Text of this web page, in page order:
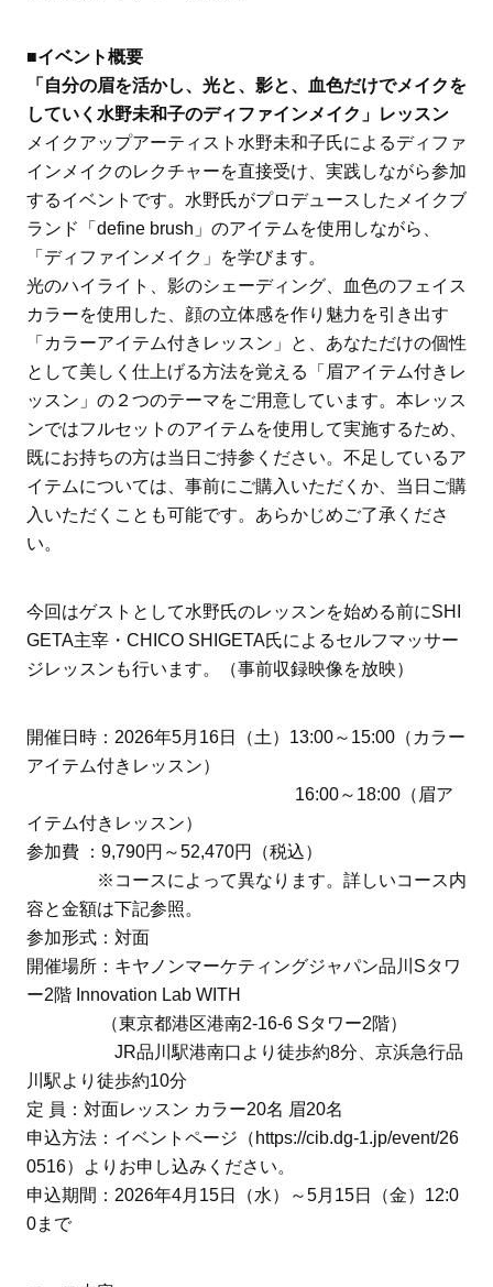
■イベント概要
「自分の眉を活かし、光と、影と、血色だけでメイクを
していく水野未和子のディファインメイク」レッスン
メイクアップアーティスト水野未和子氏によるディファ
インメイクのレクチャーを直接受け、実践しながら参加
するイベントです。水野氏がプロデュースしたメイクブ
ランド「define brush」のアイテムを使用しながら、
「ディファインメイク」を学びます。
光のハイライト、影のシェーディング、血色のフェイス
カラーを使用した、顔の立体感を作り魅力を引き出す
「カラーアイテム付きレッスン」と、あなただけの個性
として美しく仕上げる方法を覚える「眉アイテム付きレ
ッスン」の２つのテーマをご用意しています。本レッス
ンではフルセットのアイテムを使用して実施するため、
既にお持ちの方は当日ご持参ください。不足しているア
イテムについては、事前にご購入いただくか、当日ご購
入いただくことも可能です。あらかじめご了承くださ
い。
今回はゲストとして水野氏のレッスンを始める前にSHI
GETA主宰・CHICO SHIGETA氏によるセルフマッサー
ジレッスンも行います。（事前収録映像を放映）
開催日時：2026年5月16日（土）13:00～15:00（カラー
アイテム付きレッスン）
16:00～18:00（眉ア
イテム付きレッスン）
参加費 ：9,790円～52,470円（税込）
※コースによって異なります。詳しいコース内
容と金額は下記参照。
参加形式：対面
開催場所：キヤノンマーケティングジャパン品川Sタワ
ー2階 Innovation Lab WITH
（東京都港区港南2-16-6 Sタワー2階）
JR品川駅港南口より徒歩約8分、京浜急行品
川駅より徒歩約10分
定 員：対面レッスン カラー20名 眉20名
申込方法：イベントページ（https://cib.dg-1.jp/event/26
0516）よりお申し込みください。
申込期間：2026年4月15日（水）～5月15日（金）12:0
0まで